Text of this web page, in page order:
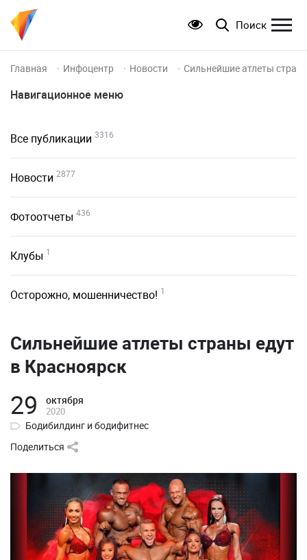
Поиск
Главная Инфоцентр Новости Сильнейшие атлеты
Навигационное меню
Все публикации 3316
Новости 2877
Фотоотчеты 436
Клубы 1
Осторожно, мошенничество! 1
Сильнейшие атлеты страны едут
в Красноярск
29 октября
2020
Бодибилдинг и бодифитнес
Поделиться